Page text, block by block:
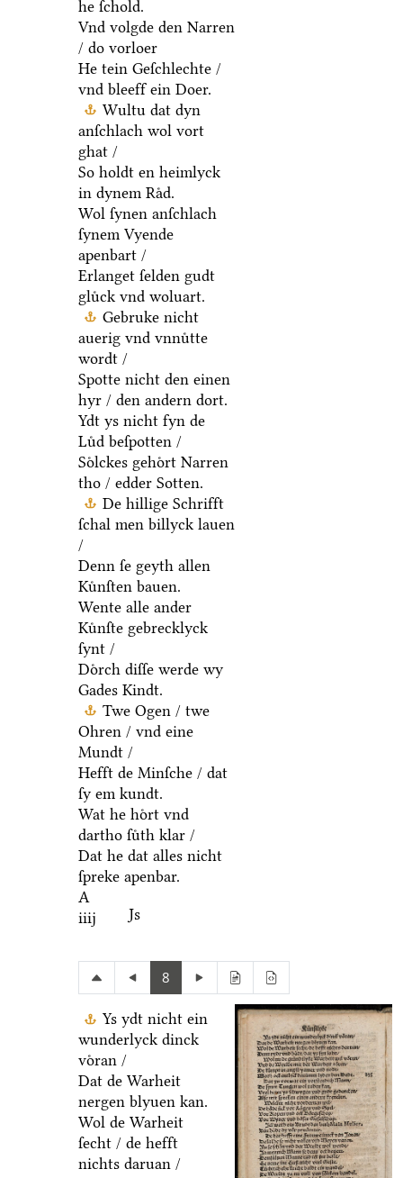
he ſchold.
Vnd volgde den Narren
/ do vorloer
He tein Geſchlechte /
vnd bleeff ein Doer.
Wultu dat dyn
anſchlach wol vort
ghat /
So holdt en heimlyck
in dynem Raͤd.
Wol ſynen anſchlach
ſynem Vyende
apenbart /
Erlanget ſelden gudt
gluͤck vnd woluart.
Gebruke nicht
auerig vnd vnnuͤtte
wordt /
Spotte nicht den einen
hyr / den andern dort.
Ydt ys nicht fyn de
Luͤd beſpotten /
Soͤlckes gehoͤrt Narren
tho / edder Sotten.
De hillige Schrifft
ſchal men billyck lauen
/
Denn ſe geyth allen
Kuͤnſten bauen.
Wente alle ander
Kuͤnſte gebrecklyck
ſynt /
Doͤrch diſſe werde wy
Gades Kindt.
Twe Ogen / twe
Ohren / vnd eine
Mundt /
Hefft de Minſche / dat
ſy em kundt.
Wat he hoͤrt vnd
dartho ſuͤth klar /
Dat he dat alles nicht
ſpreke apenbar.
A
iiij
Js
8
Ys ydt nicht ein
wunderlyck dinck
voͤran /
Dat de Warheit
nergen blyuen kan.
Wol de Warheit
ſecht / de hefft
nichts daruan /